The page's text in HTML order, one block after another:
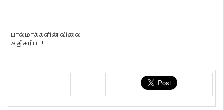
பால்மாக்களின் விலை
அதிகரிப்பு!